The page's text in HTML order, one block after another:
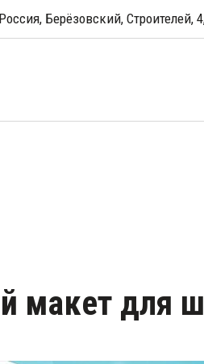
Россия, Берёзовский, Строителей, 4
макет для